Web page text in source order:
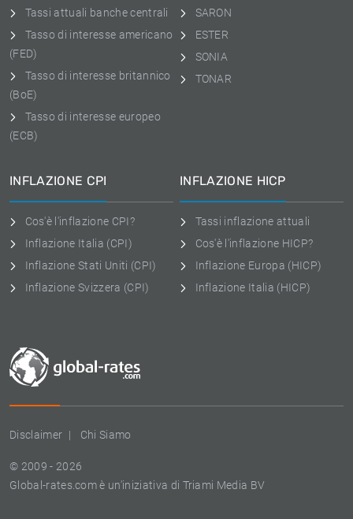
Disclaimer Chi Siamo
© 2009 - 2026
Global-rates.com è un'iniziativa di Triami Media BV
Tassi attuali banche centrali
Tasso di interesse americano
(FED)
Tasso di interesse britannico
(BoE)
Tasso di interesse europeo
(ECB)
SARON
ESTER
SONIA
TONAR
INFLAZIONE CPI
Cos'è l'inflazione CPI?
Inflazione Italia (CPI)
Inflazione Stati Uniti (CPI)
Inflazione Svizzera (CPI)
INFLAZIONE HICP
Tassi inflazione attuali
Cos'è l'inflazione HICP?
Inflazione Europa (HICP)
Inflazione Italia (HICP)